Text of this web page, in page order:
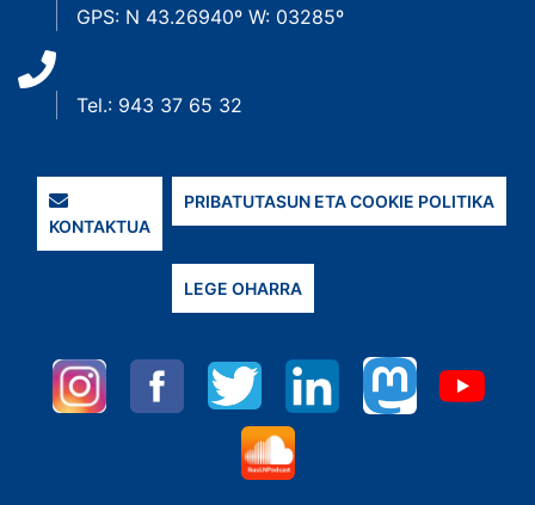
GPS: N 43.26940º W: 03285º
Tel.: 943 37 65 32
KONTAKTUA
PRIBATUTASUN ETA COOKIE POLITIKA
LEGE OHARRA